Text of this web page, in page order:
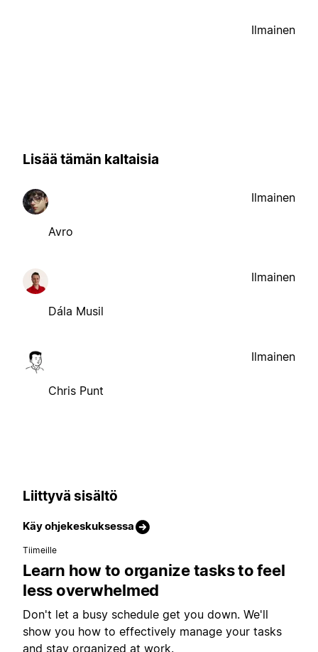
Ilmainen
Lisää tämän kaltaisia
Avro
Ilmainen
Dála Musil
Ilmainen
Chris Punt
Ilmainen
Liittyvä sisältö
Käy ohjekeskuksessa
Tiimeille
Learn how to organize tasks to feel
less overwhelmed
Don't let a busy schedule get you down. We'll
show you how to effectively manage your tasks
and stay organized at work.